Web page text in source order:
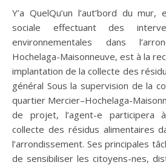
Y’a QuelQu’un l’aut’bord du mur, entreprise d’économie
sociale effectuant des
environnementales dans
Hochelaga-Maisonneuve, est à la
implantation de la collecte des
général Sous la supervision de la
quartier Mercier–Hochelaga-
de projet, l’agent-e participera
collecte des résidus alimentaires
l’arrondissement. Ses principales
de sensibiliser les citoyens-nes,